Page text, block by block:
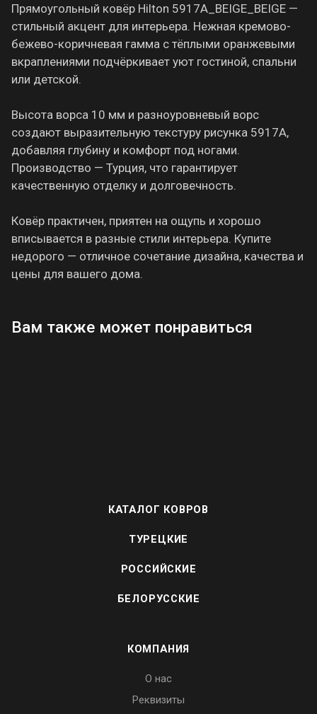
Прямоугольный ковёр Hilton 5917A_BEIGE_BEIGE —
стильный акцент для интерьера. Нежная кремово-
бежево-коричневая гамма с тёплыми оранжевыми
вкраплениями подчёркивает уют гостиной, спальни
или детской.
Высота ворса 10 мм и разноуровневый ворс
создают выразительную текстуру рисунка 5917A,
добавляя глубину и комфорт под ногами.
Производство — Турция, что гарантирует
качественную отделку и долговечность.
Ковёр практичен, приятен на ощупь и хорошо
вписывается в разные стили интерьера. Купите
недорого — отличное сочетание дизайна, качества и
цены для вашего дома.
Вам также может понравиться
КАТАЛОГ КОВРОВ
ТУРЕЦКИЕ
РОССИЙСКИЕ
БЕЛОРУССКИЕ
КОМПАНИЯ
О нас
Реквизиты